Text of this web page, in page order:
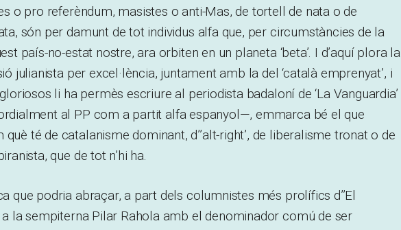
o pro referèndum, masistes o anti-Mas, de tortell de nata o de
són per damunt de tot individus alfa que, per circumstàncies de la
país-no-estat nostre, ara orbiten en un planeta ‘beta’. I d’aquí plora la
julianista per excel·lència, juntament amb la del ‘català emprenyat’, i
li ha permès escriure al periodista badaloní de ‘La Vanguardia’
al PP com a partit alfa espanyol—, emmarca bé el que
té de catalanisme dominant, d’’alt-right’, de liberalisme tronat o de
que de tot n’hi ha.
que podria abraçar, a part dels columnistes més prolífics d’’El
a la sempiterna Pilar Rahola amb el denominador comú de ser